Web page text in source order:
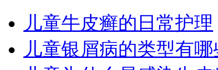
儿童牛皮癣的日常护理
儿童银屑病的类型有